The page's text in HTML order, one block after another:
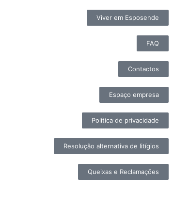
Viver em Esposende
FAQ
Contactos
Espaço empresa
Política de privacidade
Resolução alternativa de litígios
Queixas e Reclamações